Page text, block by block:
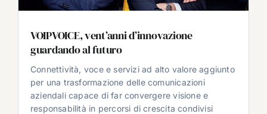
VOIPVOICE, vent’anni d’innovazione
guardando al futuro
Connettività, voce e servizi ad alto valore aggiunto
per una trasformazione delle comunicazioni
aziendali capace di far convergere visione e
responsabilità in percorsi di crescita condivisi